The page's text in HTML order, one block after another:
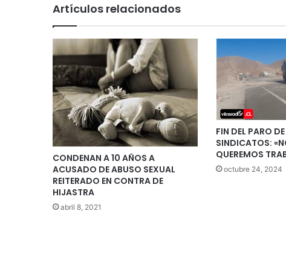
Artículos relacionados
CONDENAN A 10 AÑOS A
ACUSADO DE ABUSO SEXUAL
REITERADO EN CONTRA DE
HIJASTRA
abril 8, 2021
FIN DEL PARO
SINDICATOS:
QUEREMOS
octubre 24, 2024